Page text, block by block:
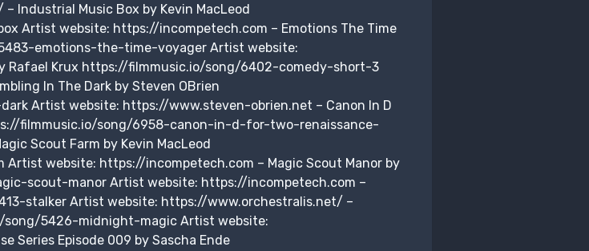
Industrial Music Box by Kevin MacLeod
Artist website: https://incompetech.com – Emotions The Time
emotions-the-time-voyager Artist website:
Rafael Krux https://filmmusic.io/song/6402-comedy-short-3
In The Dark by Steven OBrien
Artist website: https://www.steven-obrien.net – Canon In D
filmmusic.io/song/6958-canon-in-d-for-two-renaissance-
Scout Farm by Kevin MacLeod
website: https://incompetech.com – Magic Scout Manor by
scout-manor Artist website: https://incompetech.com –
stalker Artist website: https://www.orchestralis.net/ –
song/5426-midnight-magic Artist website:
Series Episode 009 by Sascha Ende